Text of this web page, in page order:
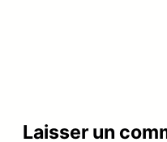
Laisser un